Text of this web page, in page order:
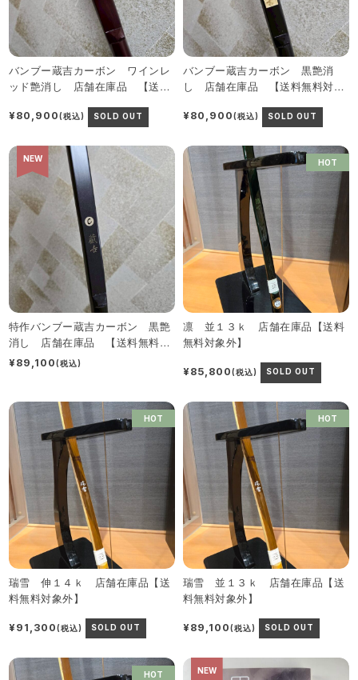
バンブー蔵吉カーボン ワインレ
ッド艶消し 店舗在庫品 【送料
¥80,900(税込) SOLD OUT
バンブー蔵吉カーボン 黒艶消
し 店舗在庫品 【送料無料対象
¥80,900(税込) SOLD OUT
NEW
特作バンブー蔵吉カーボン 黒艶
消し 店舗在庫品 【送料無料対
象外】
¥89,100(税込)
HOT
凛 並１３ｋ 店舗在庫品【送料
無料対象外】
¥85,800(税込) SOLD OUT
HOT
瑞雪 伸１４ｋ 店舗在庫品【送
料無料対象外】
¥91,300(税込) SOLD OUT
HOT
瑞雪 並１３ｋ 店舗在庫品【送
料無料対象外】
¥89,100(税込) SOLD OUT
HOT NEW